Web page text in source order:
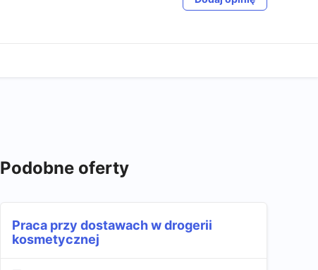
Podobne oferty
Praca przy dostawach w drogerii
kosmetycznej